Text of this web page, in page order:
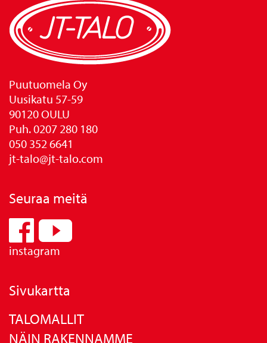
Puutuomela Oy
Uusikatu 57-59
90120 OULU
Puh. 0207 280 180
050 352 6641
jt-talo@jt-talo.com
Seuraa meitä
instagram
Sivukartta
TALOMALLIT
NÄIN RAKENNAMME